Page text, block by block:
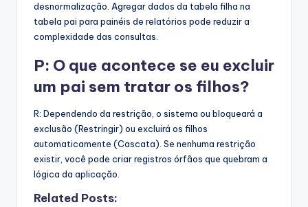
desnormalização. Agregar dados da tabela filha na
tabela pai para painéis de relatórios pode reduzir a
complexidade das consultas.
P: O que acontece se eu excluir
um pai sem tratar os filhos?
R: Dependendo da restrição, o sistema ou bloqueará a
exclusão (Restringir) ou excluirá os filhos
automaticamente (Cascata). Se nenhuma restrição
existir, você pode criar registros órfãos que quebram a
lógica da aplicação.
Related Posts: